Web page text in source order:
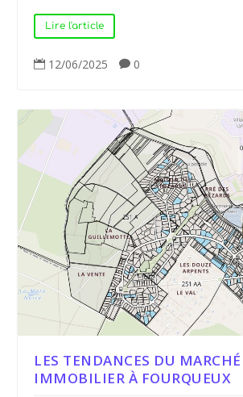
Lire l'article
 12/06/2025  0
LES TENDANCES DU MARCHÉ
IMMOBILIER À FOURQUEUX